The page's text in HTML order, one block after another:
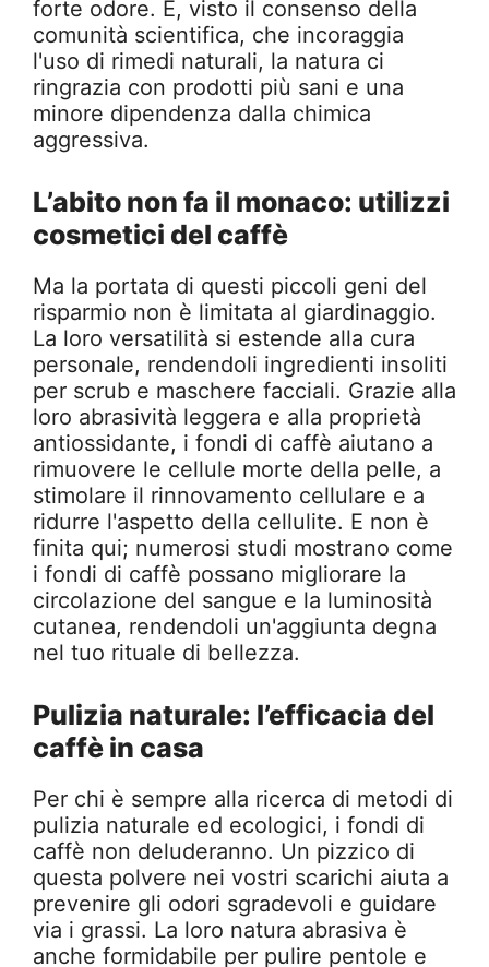
forte odore. E, visto il consenso della
comunità scientifica, che incoraggia
l'uso di rimedi naturali, la natura ci
ringrazia con prodotti più sani e una
minore dipendenza dalla chimica
aggressiva.
L’abito non fa il monaco: utilizzi
cosmetici del caffè
Ma la portata di questi piccoli geni del
risparmio non è limitata al giardinaggio.
La loro versatilità si estende alla cura
personale, rendendoli ingredienti insoliti
per scrub e maschere facciali. Grazie alla
loro abrasività leggera e alla proprietà
antiossidante, i fondi di caffè aiutano a
rimuovere le cellule morte della pelle, a
stimolare il rinnovamento cellulare e a
ridurre l'aspetto della cellulite. E non è
finita qui; numerosi studi mostrano come
i fondi di caffè possano migliorare la
circolazione del sangue e la luminosità
cutanea, rendendoli un'aggiunta degna
nel tuo rituale di bellezza.
Pulizia naturale: l’efficacia del
caffè in casa
Per chi è sempre alla ricerca di metodi di
pulizia naturale ed ecologici, i fondi di
caffè non deluderanno. Un pizzico di
questa polvere nei vostri scarichi aiuta a
prevenire gli odori sgradevoli e guidare
via i grassi. La loro natura abrasiva è
anche formidabile per pulire pentole e